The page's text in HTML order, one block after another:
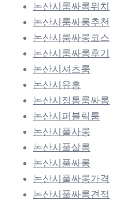
논산시룸싸롱위치
논산시룸싸롱추천
논산시룸싸롱코스
논산시룸싸롱후기
논산시셔츠룸
논산시유흥
논산시정통룸싸롱
논산시퍼블릭룸
논산시풀사롱
논산시풀살롱
논산시풀싸롱
논산시풀싸롱가격
논산시풀싸롱견적